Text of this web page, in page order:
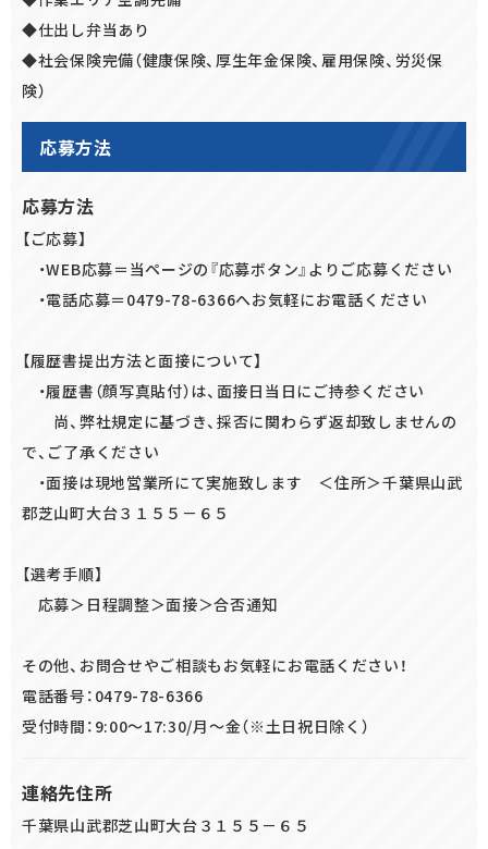
◆仕出し弁当あり
◆社会保険完備（健康保険、厚生年金保険、雇用保険、労災保
険）
応募方法
応募方法
【ご応募】
・WEB応募＝当ページの『応募ボタン』よりご応募ください
・電話応募＝0479-78-6366へお気軽にお電話ください
【履歴書提出方法と面接について】
・履歴書（顔写真貼付）は、面接日当日にご持参ください
尚、弊社規定に基づき、採否に関わらず返却致しませんの
で、ご了承ください
・面接は現地営業所にて実施致します ＜住所＞千葉県山武
郡芝山町大台３１５５－６５
【選考手順】
応募＞日程調整＞面接＞合否通知
その他、お問合せやご相談もお気軽にお電話ください！
電話番号：0479-78-6366
受付時間：9:00～17:30/月～金（※土日祝日除く）
連絡先住所
千葉県山武郡芝山町大台３１５５－６５